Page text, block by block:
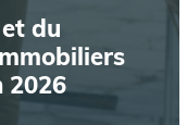
du
2026